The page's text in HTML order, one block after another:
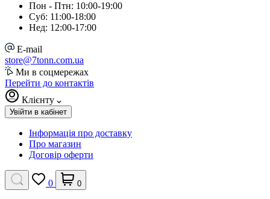
Пон - Птн: 10:00-19:00
Суб: 11:00-18:00
Нед: 12:00-17:00
E-mail
store@7tonn.com.ua
Ми в соцмережах
Перейти до контактів
Клієнту
Увійти в кабінет
Інформація про доставку
Про магазин
Договір оферти
0 0